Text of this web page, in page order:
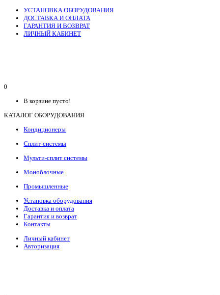
УСТАНОВКА ОБОРУДОВАНИЯ
ДОСТАВКА И ОПЛАТА
ГАРАНТИЯ И ВОЗВРАТ
ЛИЧНЫЙ КАБИНЕТ
0
В корзине пусто!
КАТАЛОГ ОБОРУДОВАНИЯ
Кондиционеры
Сплит-системы
Мульти-сплит системы
Моноблочные
Промышленные
Установка оборудования
Доставка и оплата
Гарантия и возврат
Контакты
Личный кабинет
Авторизация